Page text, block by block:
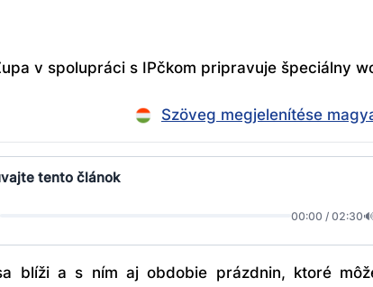
v spolupráci s IPčkom pripravuje špeciálny
Szöveg megjelenítése
tento článok
00:00 / 02:30🔊
blíži a s ním aj obdobie prázdnin, ktoré